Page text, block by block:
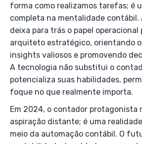
forma como realizamos tarefas; é
completa na mentalidade contábil.
deixa para trás o papel operacional
arquiteto estratégico, orientando
insights valiosos e promovendo
A tecnologia não substitui o
potencializa suas habilidades,
foque no que realmente importa.
Em 2024, o contador protagonista
aspiração distante; é uma
meio da automação contábil. O